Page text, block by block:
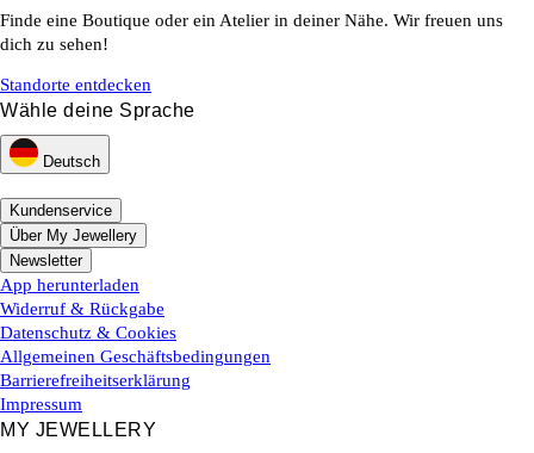
Finde eine Boutique oder ein Atelier in deiner Nähe. Wir freuen uns
dich zu sehen!
Standorte entdecken
Wähle deine Sprache
Deutsch
Kundenservice
Über My Jewellery
Newsletter
App herunterladen
Widerruf & Rückgabe
Datenschutz & Cookies
Allgemeinen Geschäftsbedingungen
Barrierefreiheitserklärung
Impressum
MY JEWELLERY